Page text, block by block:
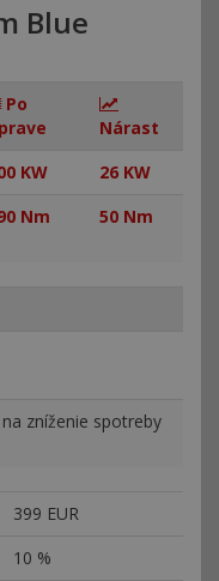
Blue
Po
Nárast
KW
26 KW
Nm 50 Nm
zníženie spotreby
399 EUR
10 %